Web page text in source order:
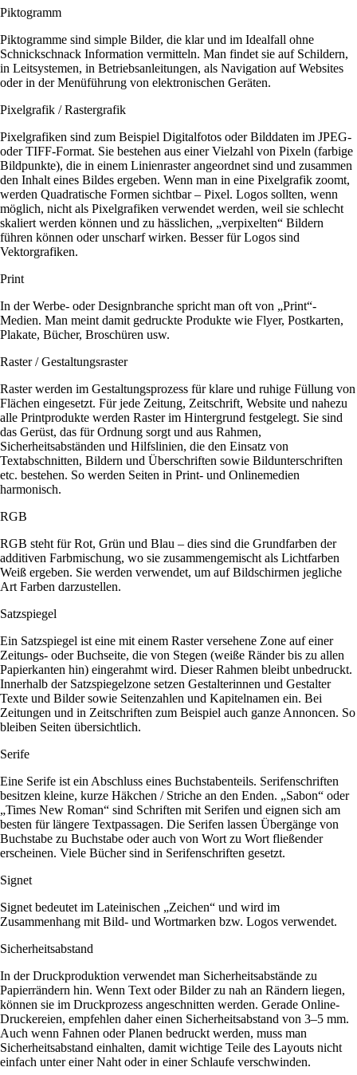
Piktogramm
Piktogramme sind simple Bilder, die klar und im Idealfall ohne
Schnickschnack Information vermitteln. Man findet sie auf Schildern,
in Leitsystemen, in Betriebsanleitungen, als Navigation auf Websites
oder in der Menüführung von elektronischen Geräten.
Pixelgrafik / Rastergrafik
Pixelgrafiken sind zum Beispiel Digitalfotos oder Bilddaten im JPEG-
oder TIFF-Format. Sie bestehen aus einer Vielzahl von Pixeln (farbige
Bildpunkte), die in einem Linienraster angeordnet sind und zusammen
den Inhalt eines Bildes ergeben. Wenn man in eine Pixelgrafik zoomt,
werden Quadratische Formen sichtbar – Pixel. Logos sollten, wenn
möglich, nicht als Pixelgrafiken verwendet werden, weil sie schlecht
skaliert werden können und zu hässlichen, „verpixelten“ Bildern
führen können oder unscharf wirken. Besser für Logos sind
Vektorgrafiken.
Print
In der Werbe- oder Designbranche spricht man oft von „Print“-
Medien. Man meint damit gedruckte Produkte wie Flyer, Postkarten,
Plakate, Bücher, Broschüren usw.
Raster / Gestaltungsraster
Raster werden im Gestaltungsprozess für klare und ruhige Füllung von
Flächen eingesetzt. Für jede Zeitung, Zeitschrift, Website und nahezu
alle Printprodukte werden Raster im Hintergrund festgelegt. Sie sind
das Gerüst, das für Ordnung sorgt und aus Rahmen,
Sicherheitsabständen und Hilfslinien, die den Einsatz von
Textabschnitten, Bildern und Überschriften sowie Bildunterschriften
etc. bestehen. So werden Seiten in Print- und Onlinemedien
harmonisch.
RGB
RGB steht für Rot, Grün und Blau – dies sind die Grundfarben der
additiven Farbmischung, wo sie zusammengemischt als Lichtfarben
Weiß ergeben. Sie werden verwendet, um auf Bildschirmen jegliche
Art Farben darzustellen.
Satzspiegel
Ein Satzspiegel ist eine mit einem Raster versehene Zone auf einer
Zeitungs- oder Buchseite, die von Stegen (weiße Ränder bis zu allen
Papierkanten hin) eingerahmt wird. Dieser Rahmen bleibt unbedruckt.
Innerhalb der Satzspiegelzone setzen Gestalterinnen und Gestalter
Texte und Bilder sowie Seitenzahlen und Kapitelnamen ein. Bei
Zeitungen und in Zeitschriften zum Beispiel auch ganze Annoncen. So
bleiben Seiten übersichtlich.
Serife
Eine Serife ist ein Abschluss eines Buchstabenteils. Serifenschriften
besitzen kleine, kurze Häkchen / Striche an den Enden. „Sabon“ oder
„Times New Roman“ sind Schriften mit Serifen und eignen sich am
besten für längere Textpassagen. Die Serifen lassen Übergänge von
Buchstabe zu Buchstabe oder auch von Wort zu Wort fließender
erscheinen. Viele Bücher sind in Serifenschriften gesetzt.
Signet
Signet bedeutet im Lateinischen „Zeichen“ und wird im
Zusammenhang mit Bild- und Wortmarken bzw. Logos verwendet.
Sicherheitsabstand
In der Druckproduktion verwendet man Sicherheitsabstände zu
Papierrändern hin. Wenn Text oder Bilder zu nah an Rändern liegen,
können sie im Druckprozess angeschnitten werden. Gerade Online-
Druckereien, empfehlen daher einen Sicherheitsabstand von 3–5 mm.
Auch wenn Fahnen oder Planen bedruckt werden, muss man
Sicherheitsabstand einhalten, damit wichtige Teile des Layouts nicht
einfach unter einer Naht oder in einer Schlaufe verschwinden.